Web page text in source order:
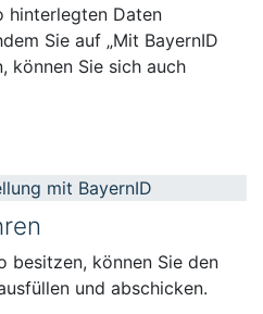
hinterlegten Daten
Sie auf „Mit BayernID
können Sie sich auch
mit BayernID
besitzen, können Sie den
und abschicken.